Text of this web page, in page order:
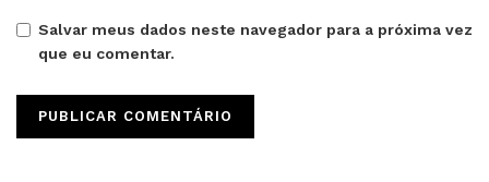
Salvar meus dados neste navegador para a próxima vez
que eu comentar.